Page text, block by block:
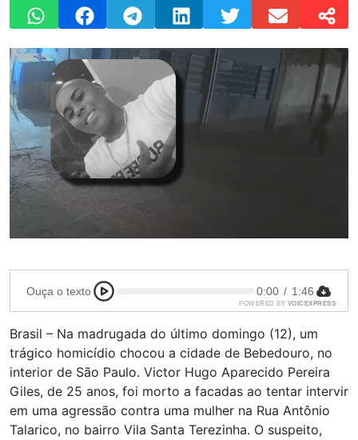
Ouça o texto 0:00 / 1:46
POWERED BY VOICEXPRESS
Brasil – Na madrugada do último domingo (12), um
trágico homicídio chocou a cidade de Bebedouro, no
interior de São Paulo. Victor Hugo Aparecido Pereira
Giles, de 25 anos, foi morto a facadas ao tentar intervir
em uma agressão contra uma mulher na Rua Antônio
Talarico, no bairro Vila Santa Terezinha. O suspeito,